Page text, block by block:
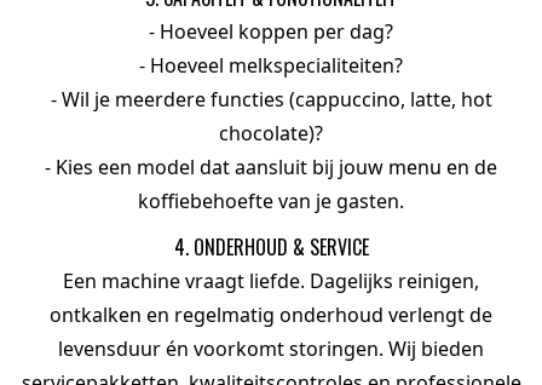
- Hoeveel koppen per dag?
- Hoeveel melkspecialiteiten?
- Wil je meerdere functies (cappuccino, latte, hot
chocolate)?
- Kies een model dat aansluit bij jouw menu en de
koffiebehoefte van je gasten.
4. ONDERHOUD & SERVICE
Een machine vraagt liefde. Dagelijks reinigen,
ontkalken en regelmatig onderhoud verlengt de
levensduur én voorkomt storingen. Wij bieden